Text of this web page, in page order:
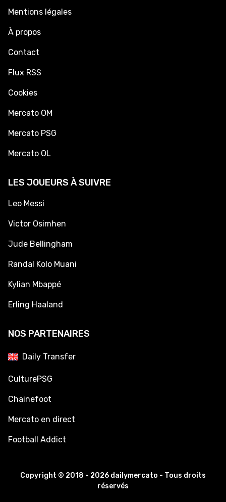
Mentions légales
À propos
Contact
Flux RSS
Cookies
Mercato OM
Mercato PSG
Mercato OL
LES JOUEURS À SUIVRE
Leo Messi
Victor Osimhen
Jude Bellingham
Randal Kolo Muani
Kylian Mbappé
Erling Haaland
NOS PARTENAIRES
Daily Transfer
CulturePSG
Chainefoot
Mercato en direct
Football Addict
Copyright © 2018 - 2026 dailymercato - Tous droits
réservés